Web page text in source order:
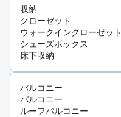
収納
クローゼット
ウォークインクローゼット
シューズボックス
床下収納
バルコニー
バルコニー
ルーフバルコニー